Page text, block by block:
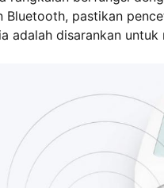
Bluetooth, pastikan
adalah disarankan